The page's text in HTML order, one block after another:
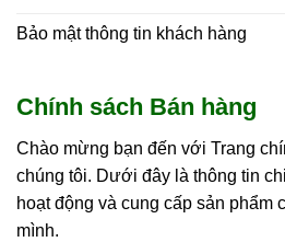
Bảo mật thông tin khách hàng
Chính sách Bán hàng
Chào mừng bạn đến với Trang
chúng tôi. Dưới đây là thông tin
hoạt động và cung cấp sản phẩm
mình.